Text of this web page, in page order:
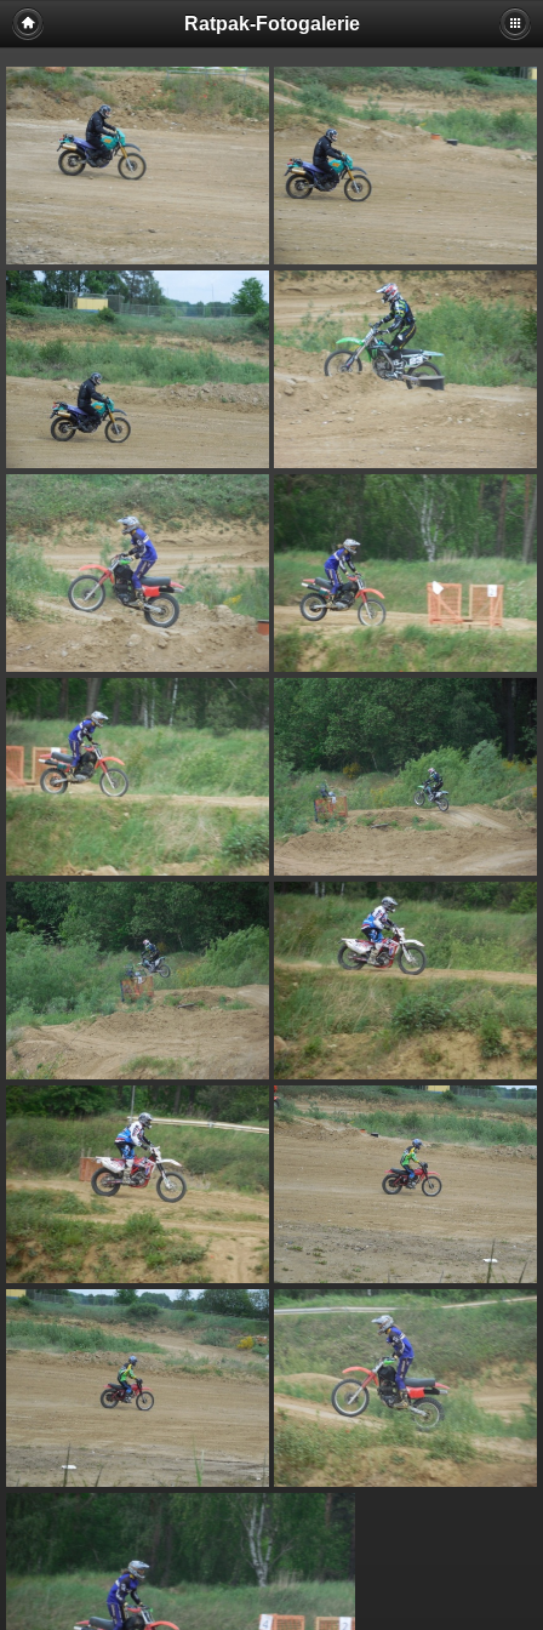
Ratpak-Fotogalerie